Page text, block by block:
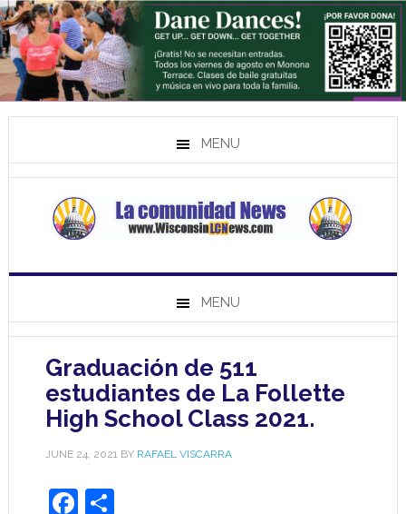
MENU
MENU
Graduación de 511
estudiantes de La Follette
High School Class 2021.
JUNE 24, 2021BY RAFAEL VISCARRA
Facebook
Share